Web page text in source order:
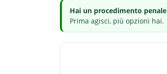
Hai un procedimento penale
Prima agisci, più opzioni hai.